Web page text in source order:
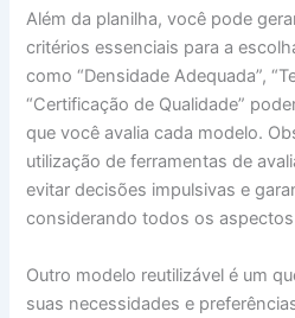
Além da planilha, você pode
critérios essenciais para a
como “Densidade Adequada”,
“Certificação de Qualidade”
que você avalia cada modelo.
utilização de ferramentas de
evitar decisões impulsivas e
considerando todos os
Outro modelo reutilizável é um
suas necessidades e